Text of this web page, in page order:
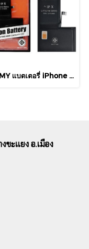
COMMY แบตเตอรี่ iPhone X (2716mAh) รับประกัน 1 ปี Battery iPhone X
ะแยง อ.เมือง